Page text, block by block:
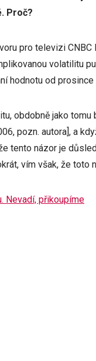
Proč?
pro televizi CNBC
volatilitu
hodnotu od prosince
obdobně jako tomu
pozn. autora], a
tento názor je
vím však, že toto
Nevadí, přikoupíme